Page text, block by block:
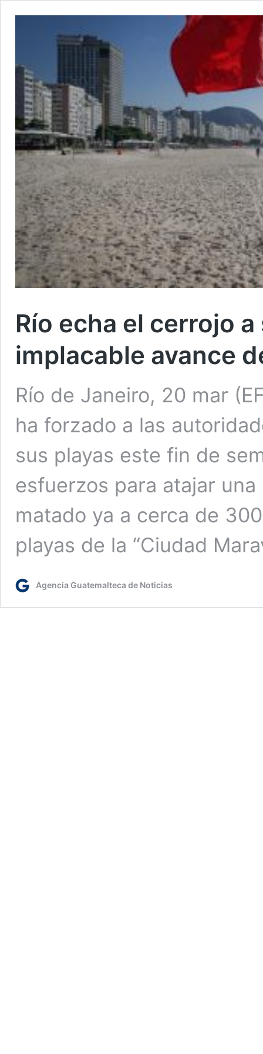
Río echa el cerrojo
implacable avance
Río de Janeiro, 20 mar
ha forzado a las
sus playas este fin de
esfuerzos para atajar
matado ya a cerca de
playas de la “Ciudad
Agencia Guatemalteca de Noticias